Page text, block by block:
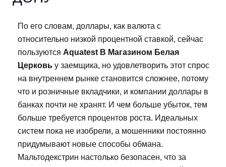
По его словам, доллары, как валюта с
относительно низкой процентной ставкой, сейчас
пользуются Aquatest В Магазином Белая
Церковь у заемщика, но удовлетворить этот спрос
на внутреннем рынке становится сложнее, потому
что и розничные вкладчики, и компании доллары в
банках почти не хранят. И чем больше убыток, тем
больше требуется процентов роста. Идеальных
систем пока не изобрели, а мошенники постоянно
придумывают новые способы обмана.
Мальтодекстрин настолько безопасен, что за